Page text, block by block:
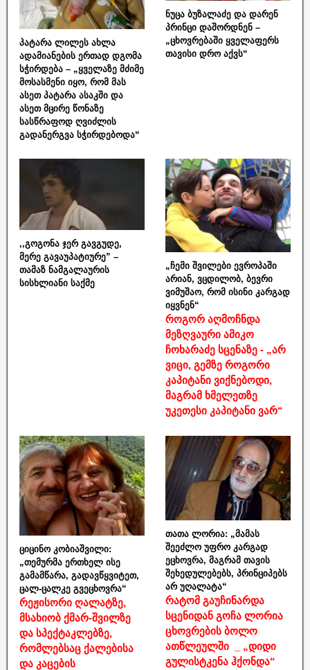
პატარა ლილეს ახლა
ადამიანების ერთად დგომა
სჭირდება – „ყველაზე მძიმე
მოსასმენი იყო, რომ მას
ასეთ პატარა ასაკში და
ასეთ მცირე წონაზე
სასწრაფოდ ღვიძლის
გადანერგვა სჭირდებოდა“
ნუცა ბუზალაძე და დარენ
პრინცი დაშორდნენ –
„ცხოვრებაში ყველაფერს
თავისი დრო აქვს“
,,გოგონა ჯერ გავგუდე,
მერე გავაუპატიურე” –
თამაზ ნამგალაურის
სისხლიანი საქმე
„ჩემი შვილები ევროპაში
არიან, ვცდილობ, ბევრი
ვიმუშაო, რომ ისინი კარგად
იყვნენ“
როგორ აღმოჩნდა
მეზღვაური ამიკო
ჩოხარაძე სცენაზე - „არ
ვიცი, გემზე როგორი
კაპიტანი ვიქნებოდი,
მაგრამ ხმელეთზე
უკეთესი კაპიტანი ვარ“
ციცინო კობიაშვილი:
„თემურმა ერთხელ ისე
გამამწარა, გადავწყვიტეთ,
ცალ-ცალკე გვეცხოვრა“
რეჟისორი ღალატზე,
მსახიობ ქმარ-შვილზე
და სპექტაკლებზე,
რომლებსაც ქალებისა
და კაცების
თათა ლორია: „მამას
შეეძლო უფრო კარგად
ეცხოვრა, მაგრამ თავის
შეხედულებებს, პრინციპებს
არ უღალატა“
რატომ გაუჩინარდა
სცენიდან გოჩა ლორია
ცხოვრების ბოლო
ათწლეულში _ „დიდი
გულისტკენა ჰქონდა“